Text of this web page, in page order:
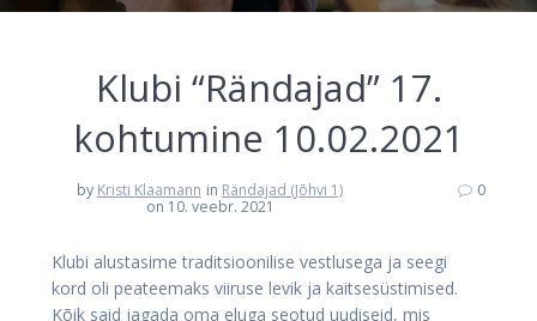
Klubi “Rändajad” 17.
kohtumine 10.02.2021
by Kristi Klaamann in Rändajad (Jõhvi 1)
on 10. veebr. 2021
0
Klubi alustasime traditsioonilise vestlusega ja seegi
kord oli peateemaks viiruse levik ja kaitsesüstimised.
Kõik said jagada oma eluga seotud uudiseid, mis